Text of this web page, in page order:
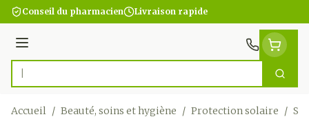
Aller au contenu
Conseil du pharmacien Livraison rapide
Menu
Rechercher
Accueil / Beauté, soins et hygiène / Protection solaire /